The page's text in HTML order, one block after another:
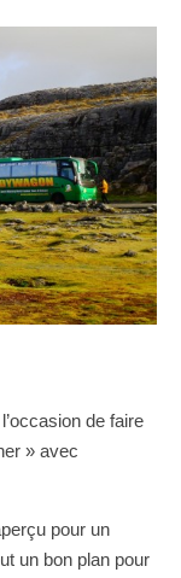
l’occasion de faire
» avec
pour un
un bon plan pour